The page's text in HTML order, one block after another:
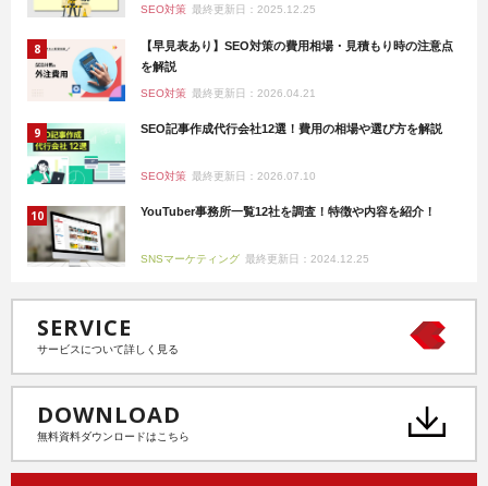
SEO対策 最終更新日：2025.12.25
【早見表あり】SEO対策の費用相場・見積もり時の注意点
を解説
SEO対策 最終更新日：2026.04.21
SEO記事作成代行会社12選！費用の相場や選び方を解説
SEO対策 最終更新日：2026.07.10
YouTuber事務所一覧12社を調査！特徴や内容を紹介！
SNSマーケティング 最終更新日：2024.12.25
SERVICE
サービスについて詳しく見る
DOWNLOAD
無料資料ダウンロードはこちら